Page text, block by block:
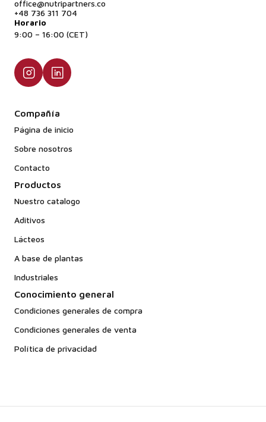
office@nutripartners.co
+48 736 311 704
Horario
9:00 – 16:00 (CET)
Compañía
Página de inicio
Sobre nosotros
Contacto
Productos
Nuestro catalogo
Aditivos
Lácteos
A base de plantas
Industriales
Conocimiento general
Condiciones generales de compra
Condiciones generales de venta
Política de privacidad